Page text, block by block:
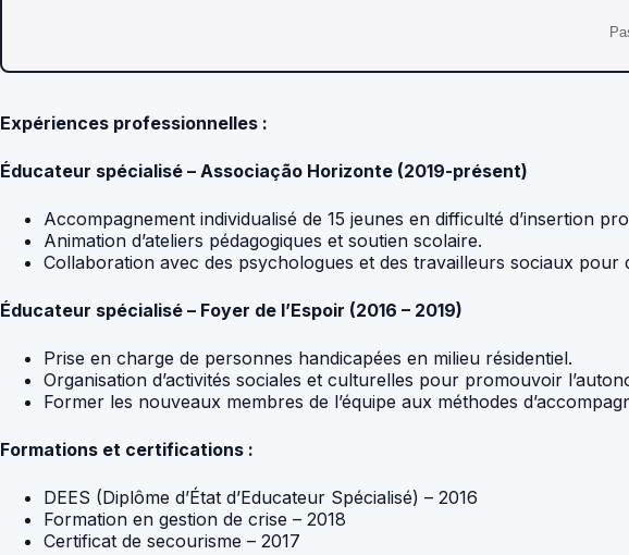
Expériences professionnelles :
Éducateur spécialisé – Associação Horizonte (2019-présent)
Accompagnement individualisé de 15 jeunes en difficulté d’insertion
Animation d’ateliers pédagogiques et soutien scolaire.
Collaboration avec des psychologues et des travailleurs sociaux pour
Éducateur spécialisé – Foyer de l’Espoir (2016 – 2019)
Prise en charge de personnes handicapées en milieu résidentiel.
Organisation d’activités sociales et culturelles pour promouvoir
Former les nouveaux membres de l’équipe aux méthodes
Formations et certifications :
DEES (Diplôme d’État d’Educateur Spécialisé) – 2016
Formation en gestion de crise – 2018
Certificat de secourisme – 2017